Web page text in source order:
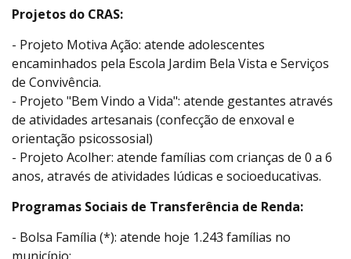
Projetos do CRAS:
- Projeto Motiva Ação: atende adolescentes
encaminhados pela Escola Jardim Bela Vista e Serviços
de Convivência.
- Projeto "Bem Vindo a Vida": atende gestantes através
de atividades artesanais (confecção de enxoval e
orientação psicossosial)
- Projeto Acolher: atende famílias com crianças de 0 a 6
anos, através de atividades lúdicas e socioeducativas.
Programas Sociais de Transferência de Renda:
- Bolsa Família (*): atende hoje 1.243 famílias no
município;